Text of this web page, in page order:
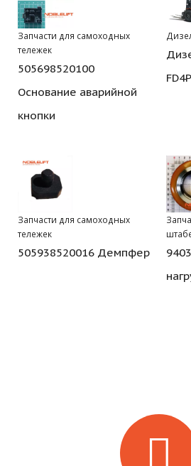
Запчасти для самоходных
тележек
505698520100
Основание аварийной
кнопки
Запчасти для самоходных
тележек
505938520016 Демпфер